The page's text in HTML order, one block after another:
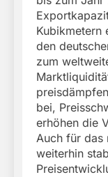
Kubikmetern
den
zum
bei,
erhöhen die
Auch für das
weiterhin